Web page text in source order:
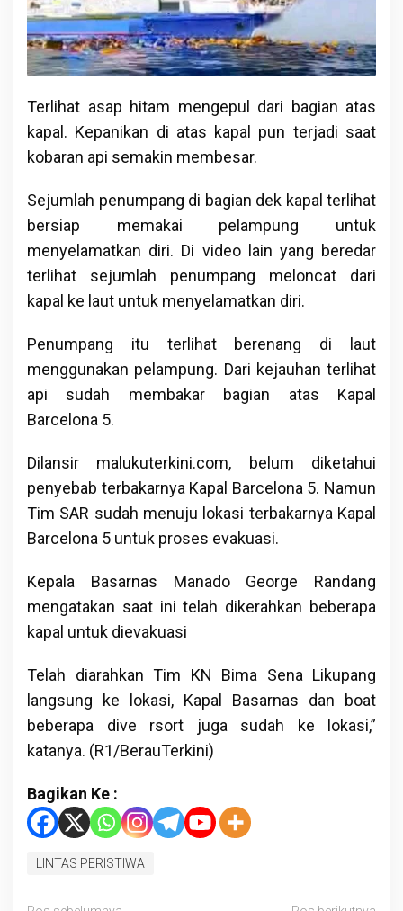
Terlihat asap hitam mengepul dari bagian atas
kapal. Kepanikan di atas kapal pun terjadi saat
kobaran api semakin membesar.
Sejumlah penumpang di bagian dek kapal terlihat
bersiap memakai pelampung untuk
menyelamatkan diri. Di video lain yang beredar
terlihat sejumlah penumpang meloncat dari
kapal ke laut untuk menyelamatkan diri.
Penumpang itu terlihat berenang di laut
menggunakan pelampung. Dari kejauhan terlihat
api sudah membakar bagian atas Kapal
Barcelona 5.
Dilansir malukuterkini.com, belum diketahui
penyebab terbakarnya Kapal Barcelona 5. Namun
Tim SAR sudah menuju lokasi terbakarnya Kapal
Barcelona 5 untuk proses evakuasi.
Kepala Basarnas Manado George Randang
mengatakan saat ini telah dikerahkan beberapa
kapal untuk dievakuasi
Telah diarahkan Tim KN Bima Sena Likupang
langsung ke lokasi, Kapal Basarnas dan boat
beberapa dive rsort juga sudah ke lokasi,”
katanya. (R1/BerauTerkini)
Bagikan Ke :
LINTAS PERISTIWA